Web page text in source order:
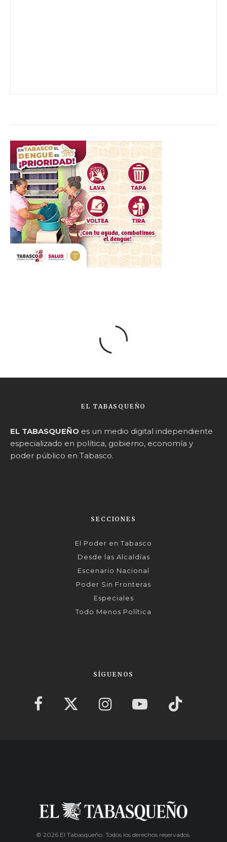
EL TABASQUEÑO
EL TABASQUEÑO es un medio digital independiente
especializado en política, gobierno, economía y
poder público en Tabasco.
SECCIONES
El Poder en Tabasco
Desde las Alcaldías
Escenario Nacional
Poder Sin Fronteras
Especiales
Todo Menos Política
SÍGUENOS
© 2026 El Tabasqueño. Todos los derechos reservados.